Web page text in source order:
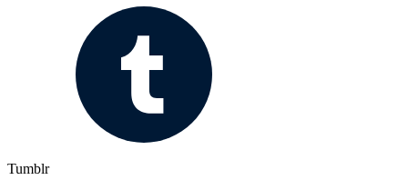
Tumblr